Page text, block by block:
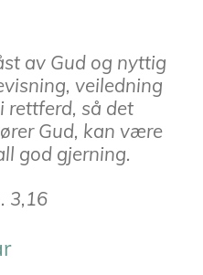
av Gud og nyttig
veiledning
rettferd, så det
Gud, kan være
god gjerning.
3,16